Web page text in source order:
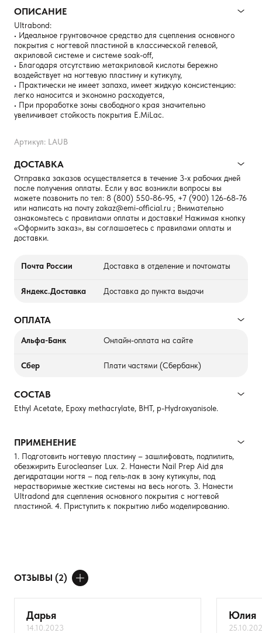
ОПИСАНИЕ
Ultrabond:
• Идеальное грунтовочное средство для сцепления основного
покрытия с ногтевой пластиной в классической гелевой,
акриловой системе и системe soak-off,
• Благодаря отсутствию метакриловой кислоты бережно
воздействует на ногтевую пластину и кутикулу,
• Практически не имеет запаха, имеет жидкую консистенцию:
легко наносится и экономно расходуется,
• При проработке зоны свободного края значительно
увеличивает стойкость покрытия E.MiLac.
Артикул: LAUB
ДОСТАВКА
Отправка заказов осуществляется в течение 3-х рабочих дней
после получения оплаты. Если у вас возникли вопросы вы
можете позвонить по тел: 8 (800) 550-86-95, +7 (900) 126-68-76
или написать на почту zakaz@emi-official.ru ; Внимательно
ознакомьтесь с правилами оплаты и доставки! Нажимая кнопку
«Оформить заказ», вы соглашаетесь с правилами оплаты и
доставки.
Почта России Доставка в отделение и почтоматы
Яндекс.Доставка Доставка до пункта выдачи
ОПЛАТА
Альфа-Банк Онлайн-оплата на сайте
Сбер Плати частями (Сбербанк)
СОСТАВ
Ethyl Acetate, Epoxy methacrylate, BHT, p-Hydroxyanisole.
ПРИМЕНЕНИЕ
1. Подготовить ногтевую пластину – зашлифовать, подпилить,
обезжирить Eurocleanser Lux. 2. Нанести Nail Prep Aid для
дегидратации ногтя – под гель-лак в зону кутикулы, под
нерастворимые жесткие системы на весь ноготь. 3. Нанести
Ultradond для сцепления основного покрытия с ногтевой
пластиной. 4. Приступить к покрытию либо моделированию.
ОТЗЫВЫ (2)
ДОБАВИТЬ ОТЗЫВ
Дарья
14.10.2023
Юлия